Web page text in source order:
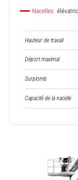
Nacelles
Hauteur de travail
Déport maximal
Surplomb
Capacité de la nacelle